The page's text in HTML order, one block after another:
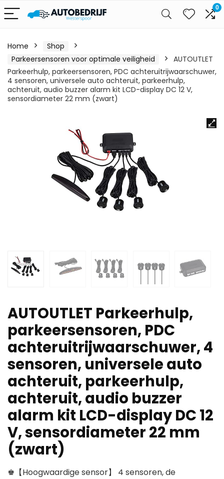
0
Home
Shop
Parkeersensoren voor optimale veiligheid
AUTOUTLET
Parkeerhulp, parkeersensoren, PDC achteruitrijwaarschuwer,
4 sensoren, universele auto achteruit, parkeerhulp,
achteruit, audio buzzer alarm kit LCD-display DC 12 V,
sensordiameter 22 mm (zwart)
AUTOUTLET Parkeerhulp,
parkeersensoren, PDC
achteruitrijwaarschuwer, 4
sensoren, universele auto
achteruit, parkeerhulp,
achteruit, audio buzzer
alarm kit LCD-display DC 12
V, sensordiameter 22 mm
(zwart)
♚【Hoogwaardige sensor】 4 sensoren, de